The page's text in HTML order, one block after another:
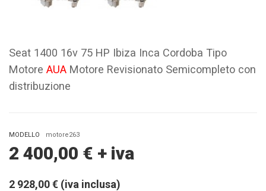
Seat 1400 16v 75 HP Ibiza Inca Cordoba Tipo
Motore AUA Motore Revisionato Semicompleto con
distribuzione
MODELLO motore263
2 400,00 € + iva
2 928,00 € (iva inclusa)